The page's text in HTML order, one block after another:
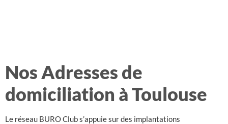
Nos Adresses de
domiciliation à Toulouse
Le réseau BURO Club s’appuie sur des implantations